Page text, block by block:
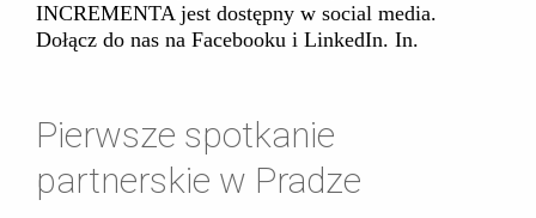
INCREMENTA jest dostępny w social media.
Dołącz do nas na Facebooku i LinkedIn. In.
Pierwsze spotkanie
partnerskie w Pradze